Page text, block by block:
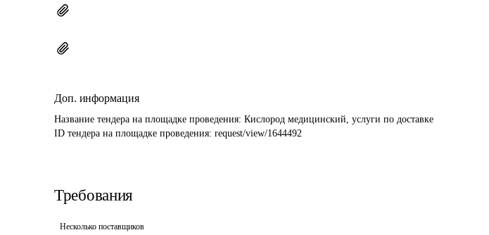
Доп. информация
Название тендера на площадке проведения: Кислород медицинский, услуги по доставке
ID тендера на площадке проведения: request/view/1644492
Требования
Несколько поставщиков